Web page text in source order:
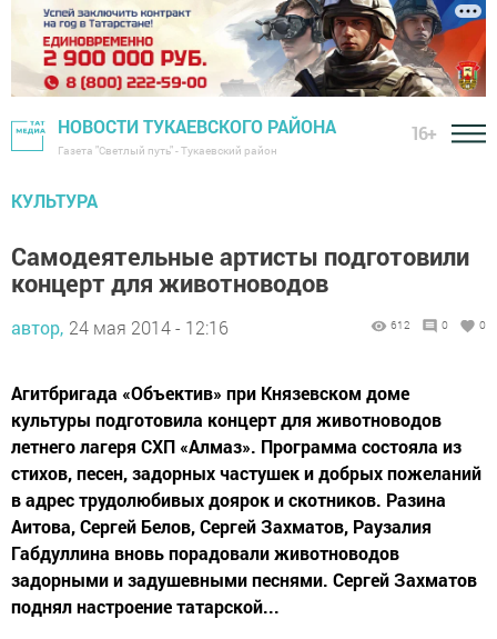
НОВОСТИ ТУКАЕВСКОГО РАЙОНА
Газета "Светлый путь" - Тукаевский район
16+
КУЛЬТУРА
Самодеятельные артисты подготовили
концерт для животноводов
автор, 24 мая 2014 - 12:16 612 0 0
Агитбригада «Объектив» при Князевском доме
культуры подготовила концерт для животноводов
летнего лагеря СХП «Алмаз». Программа состояла из
стихов, песен, задорных частушек и добрых пожеланий
в адрес трудолюбивых доярок и скотников. Разина
Аитова, Сергей Белов, Сергей Захматов, Раузалия
Габдуллина вновь порадовали животноводов
задорными и задушевными песнями. Сергей Захматов
поднял настроение татарской...